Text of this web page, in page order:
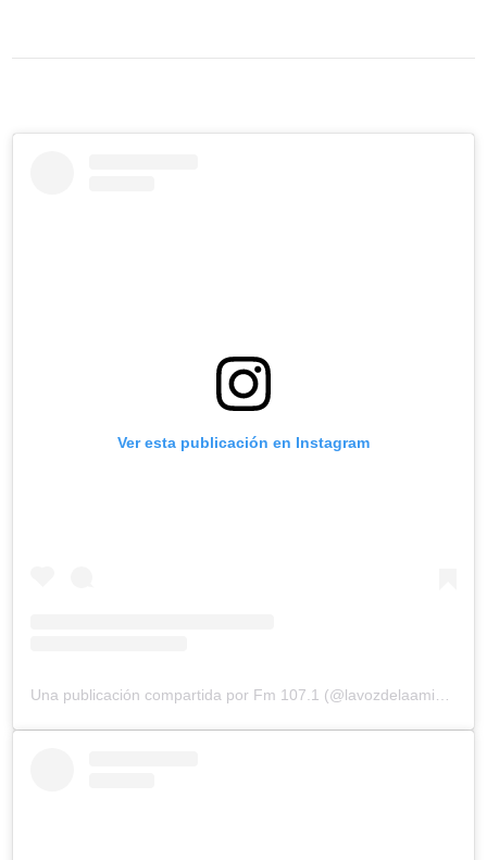
Ver esta publicación en Instagram
Una publicación compartida por Fm 107.1 (@lavozdelaamistad)